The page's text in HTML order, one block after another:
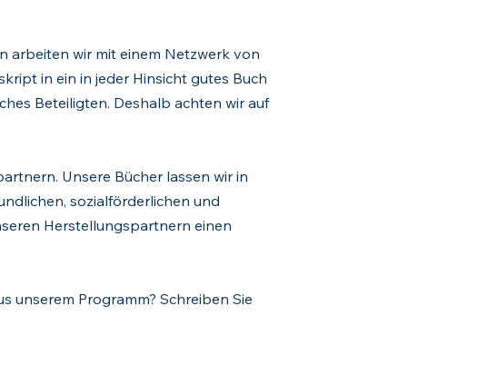
arbeiten wir mit einem Netzwerk von
in ein in jeder Hinsicht gutes Buch
Beteiligten. Deshalb achten wir auf
Unsere Bücher lassen wir in
sozialförderlichen und
Herstellungspartnern einen
unserem Programm? Schreiben Sie